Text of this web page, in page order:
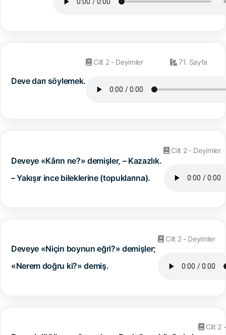
Deve darı söylemek.
Cilt 2 - Deyimler 71. Sayfa
Deveye «Kârın ne?» demişler, – Kazazlık.
– Yakışır ince bileklerine (topuklarına).
Cilt 2 - Deyimler
Deveye «Niçin boynun eğri?» demişler;
«Nerem doğru ki?» demiş.
Cilt 2 - Deyimler
Cilt 2